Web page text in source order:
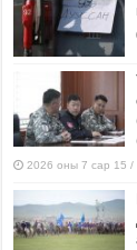
2026 оны 7 сар 15 /